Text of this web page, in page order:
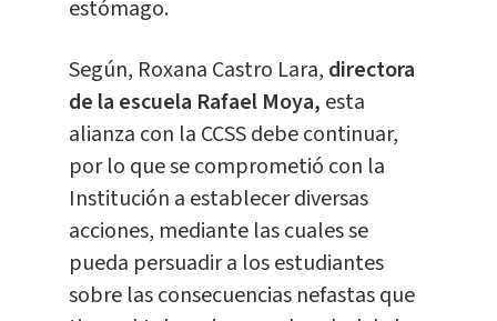
estómago.
Según, Roxana Castro Lara, directora
de la escuela Rafael Moya, esta
alianza con la CCSS debe continuar,
por lo que se comprometió con la
Institución a establecer diversas
acciones, mediante las cuales se
pueda persuadir a los estudiantes
sobre las consecuencias nefastas que